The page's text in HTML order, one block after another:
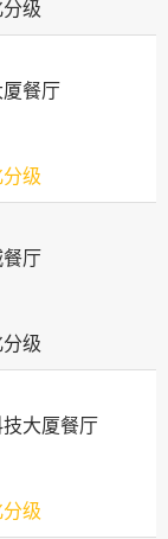
级
餐厅
级
厅
级
大厦餐厅
级